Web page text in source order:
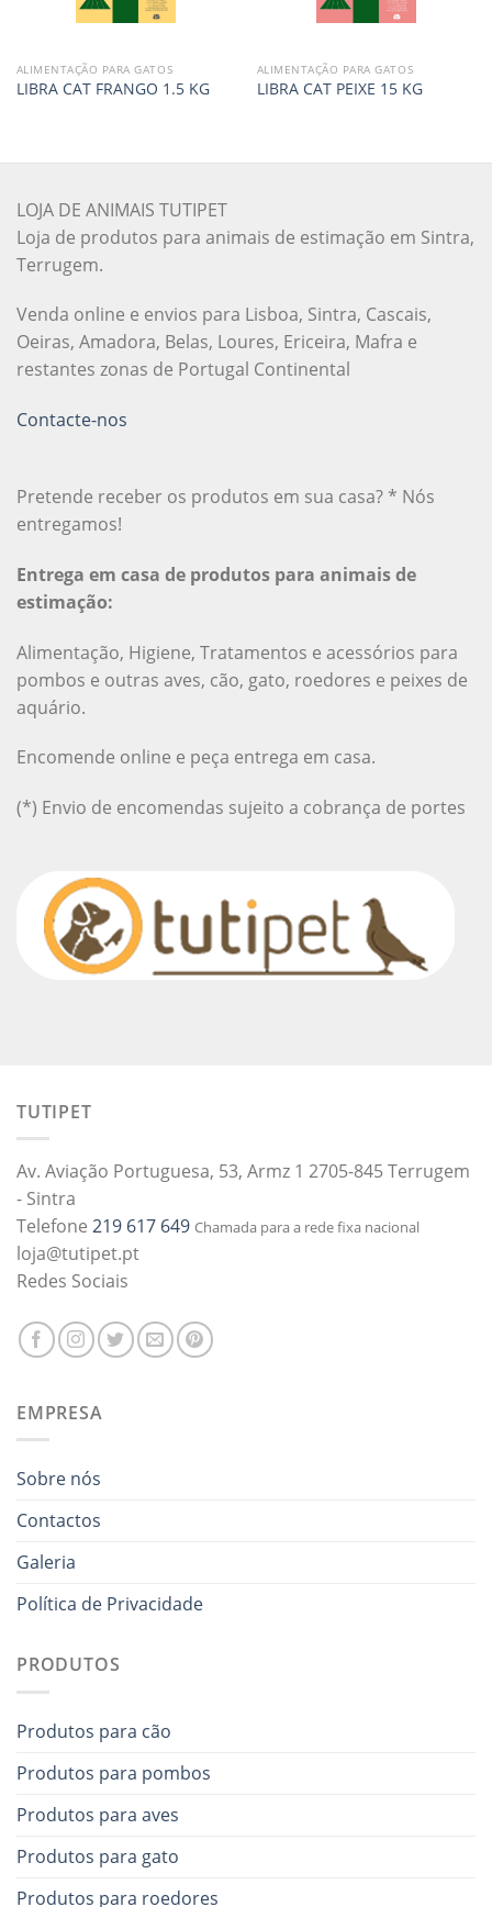
ALIMENTAÇÃO PARA GATOS
LIBRA CAT FRANGO 1.5 KG
ALIMENTAÇÃO PARA GATOS
LIBRA CAT PEIXE 15 KG
LOJA DE ANIMAIS TUTIPET
Loja de produtos para animais de estimação em Sintra,
Terrugem.
Venda online e envios para Lisboa, Sintra, Cascais,
Oeiras, Amadora, Belas, Loures, Ericeira, Mafra e
restantes zonas de Portugal Continental
Contacte-nos
Pretende receber os produtos em sua casa? * Nós
entregamos!
Entrega em casa de produtos para animais de
estimação:
Alimentação, Higiene, Tratamentos e acessórios para
pombos e outras aves, cão, gato, roedores e peixes de
aquário.
Encomende online e peça entrega em casa.
(*) Envio de encomendas sujeito a cobrança de portes
TUTIPET
Av. Aviação Portuguesa, 53, Armz 1 2705-845 Terrugem
- Sintra
Telefone 219 617 649 Chamada para a rede fixa nacional
loja@tutipet.pt
Redes Sociais
EMPRESA
Sobre nós
Contactos
Galeria
Política de Privacidade
PRODUTOS
Produtos para cão
Produtos para pombos
Produtos para aves
Produtos para gato
Produtos para roedores